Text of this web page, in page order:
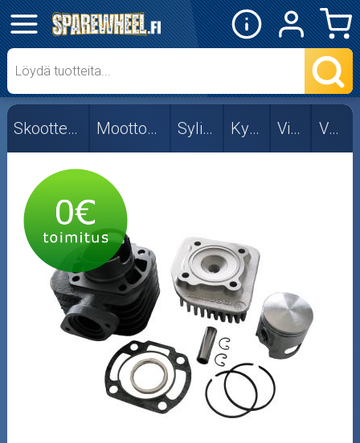
✕
Mopon osat
Skootterin osat
50cc
Viritys
Pysty
Vaaka
Crossipyörän osat
Moottoripyörän osat
Skootterin osat Moottorin osat Sylinterit Kymco Viritys Vaaka